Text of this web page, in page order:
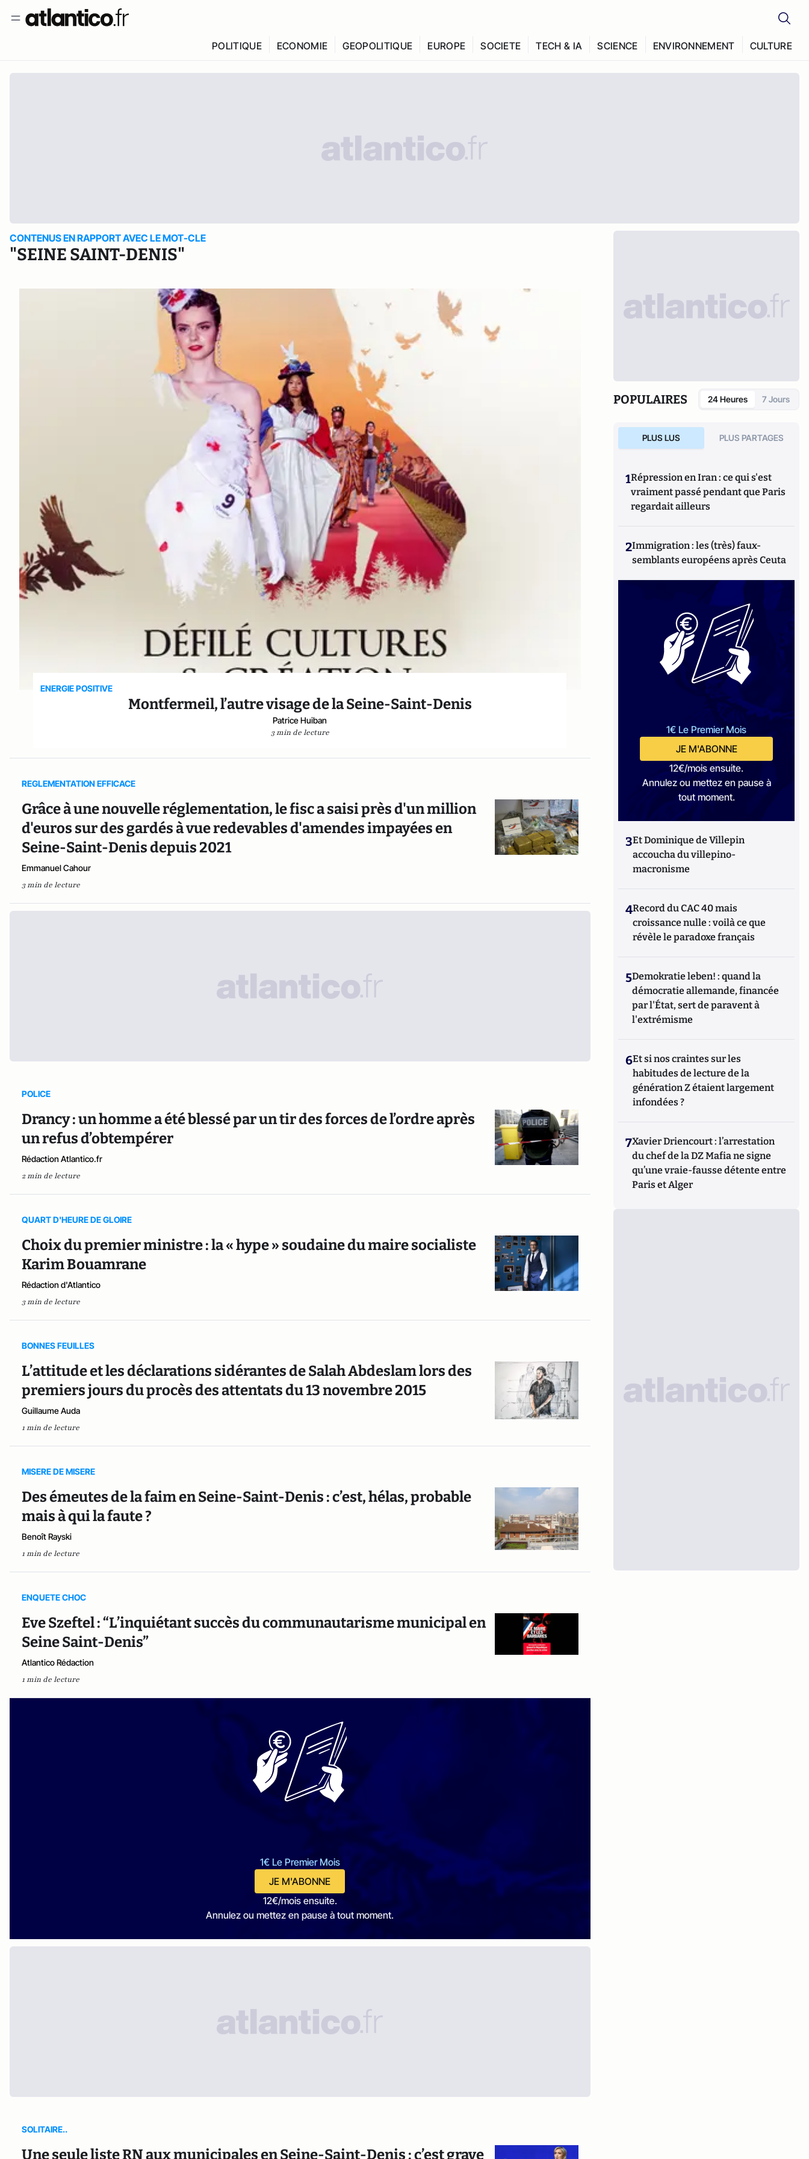
POLITIQUE ECONOMIE GEOPOLITIQUE EUROPE SOCIETE TECH & IA SCIENCE ENVIRONNEMENT CULTURE
CONTENUS EN RAPPORT AVEC LE MOT-CLE
"SEINE SAINT-DENIS"
ENERGIE POSITIVE
Montfermeil, l’autre visage de la Seine-Saint-Denis
Patrice Huiban
3 min de lecture
REGLEMENTATION EFFICACE
Grâce à une nouvelle réglementation, le fisc a saisi près d'un million
d'euros sur des gardés à vue redevables d'amendes impayées en
Seine-Saint-Denis depuis 2021
Emmanuel Cahour
3 min de lecture
POLICE
Drancy : un homme a été blessé par un tir des forces de l’ordre après
un refus d’obtempérer
Rédaction Atlantico.fr
2 min de lecture
QUART D'HEURE DE GLOIRE
Choix du premier ministre : la « hype » soudaine du maire socialiste
Karim Bouamrane
Rédaction d'Atlantico
3 min de lecture
BONNES FEUILLES
L’attitude et les déclarations sidérantes de Salah Abdeslam lors des
premiers jours du procès des attentats du 13 novembre 2015
Guillaume Auda
1 min de lecture
MISERE DE MISERE
Des émeutes de la faim en Seine-Saint-Denis : c’est, hélas, probable
mais à qui la faute ?
Benoît Rayski
1 min de lecture
ENQUETE CHOC
Eve Szeftel : “L’inquiétant succès du communautarisme municipal en
Seine Saint-Denis”
Atlantico Rédaction
1 min de lecture
1€ Le Premier Mois
JE M'ABONNE
12€/mois ensuite.
Annulez ou mettez en pause à tout moment.
SOLITAIRE..
Une seule liste RN aux municipales en Seine-Saint-Denis : c’est grave
POPULAIRES 24 Heures 7 Jours
PLUS LUS PLUS PARTAGES
1Répression en Iran : ce qui s'est
vraiment passé pendant que Paris
regardait ailleurs
2Immigration : les (très) faux-
semblants européens après Ceuta
1€ Le Premier Mois
JE M'ABONNE
12€/mois ensuite.
Annulez ou mettez en pause à
tout moment.
3Et Dominique de Villepin
accoucha du villepino-
macronisme
4Record du CAC 40 mais
croissance nulle : voilà ce que
révèle le paradoxe français
5Demokratie leben! : quand la
démocratie allemande, financée
par l'État, sert de paravent à
l'extrémisme
6Et si nos craintes sur les
habitudes de lecture de la
génération Z étaient largement
infondées ?
7Xavier Driencourt : l’arrestation
du chef de la DZ Mafia ne signe
qu’une vraie-fausse détente entre
Paris et Alger